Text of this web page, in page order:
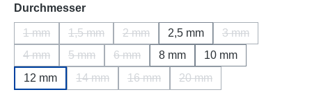
Durchmesserauswählen
1 mm
(Diese Option ist zurzeit nicht verfügbar.)
1,5 mm
(Diese Option ist zurzeit nicht verfügbar.)
2 mm
(Diese Option ist zurzeit nicht
2,5 mm 3 mm
(Diese Option ist
4 mm
(Diese Option ist zurzeit nicht verfügbar.)
5 mm
(Diese Option ist zurzeit nicht verfügbar.)
6 mm
(Diese Option ist zurzeit nicht verfügbar.)
8 mm
10 mm
12 mm
14 mm 16 mm 20 mm